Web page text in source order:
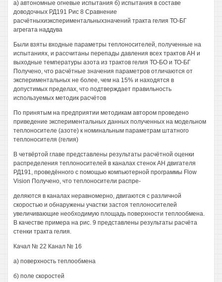
а) автономные огневые испытания б) испытания в составе
доводочных РД191 Рис 8 Сравнение
расчётныхиэкспериментальныхзначений тракта гелия ТО-БГ
агрегата наддува
Были взяты входные параметры теплоносителей, полученные на
испытаниях, и рассчитаны перепады давления всех трактов АН и
выходные температуры азота из трактов гелия ТО-БО и ТО-БГ
Получено, что расчётные значения параметров отличаются от
экспериментальных не более, чем на 15% и находятся в
допустимых пределах, что подтверждает правильность
используемых методик расчётов
По принятым на предприятии методикам автором проведено
приведение экспериментальных данных полученных на модельном
теплоносителе (азоте) к номинальным параметрам штатного
теплоносителя (гелия)
В четвёртой главе представлены результаты расчётной оценки
распределения теплоносителей в каналах стенок АН двигателя
РД191, проведённого с помощью компьютерной программы Flow
Vision Получено, что теплоносители распре-
деляются в каналах неравномерно, двигаются с различной
скоростью и обнаружены участки застоя теплоносителей
увеличивающие необходимую площадь поверхности теплообмена.
В качестве примера на рис. 9 представлены результаты расчёта
стенки тракта гелия.
Качал № 22 Канал № 16
а) поверхность теплообмена
б) поле скоростей